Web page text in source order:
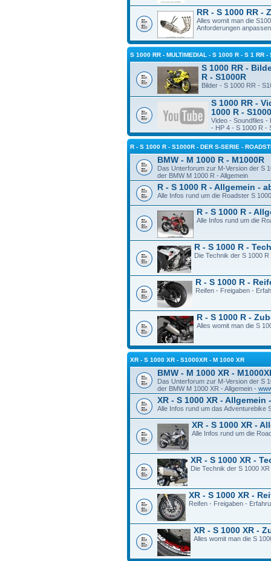
RR - S 1000 RR -
Alles womit man die
Anforderungen
S 1000 RR - MULTIMEDIAL - S 1000 R - S 1 RR -
S 1000 RR -
R - S1000R
Bilder - S 1000 RR -
S 1000 RR -
1000 R -
Video - Soundfiles -
- HP 4 - S 1000 R -
R - S 1000 R - S1000R - DER S-SERIE -
BMW - M 1000 R - M1000R
Das Unterforum zur M-Version der S
der BMW M 1000 R - Allgemein
R - S 1000 R - Allgemein -
Alle Infos rund um die Roadster S
R - S 1000 R -
Alle Infos rund um die
R - S 1000 R -
Die Technik der S 1000
R - S 1000 R -
Reifen - Freigaben -
R - S 1000 R -
Alles womit man die S
XR - S 1000 XR - S1000XR - M 1000 XR
BMW - M 1000 XR -
Das Unterforum zur M-Version der S
der BMW M 1000 XR - Allgemein -
XR - S 1000 XR -
Alle Infos rund um das Adventurebike
XR - S 1000 XR -
Alle Infos rund um die
XR - S 1000 XR -
Die Technik der S 1000
XR - S 1000 XR -
Reifen - Freigaben -
XR - S 1000 XR -
Alles womit man die S